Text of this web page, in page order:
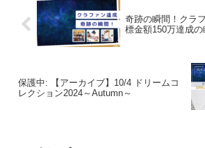
奇跡の瞬間！クラ
標金額150万達成の
保護中: 【アーカイブ】10/4 ドリームコ
レクション2024～Autumn～